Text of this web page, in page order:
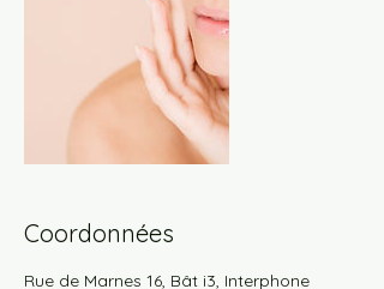
Coordonnées
Rue de Marnes 16, Bât i3, Interphone